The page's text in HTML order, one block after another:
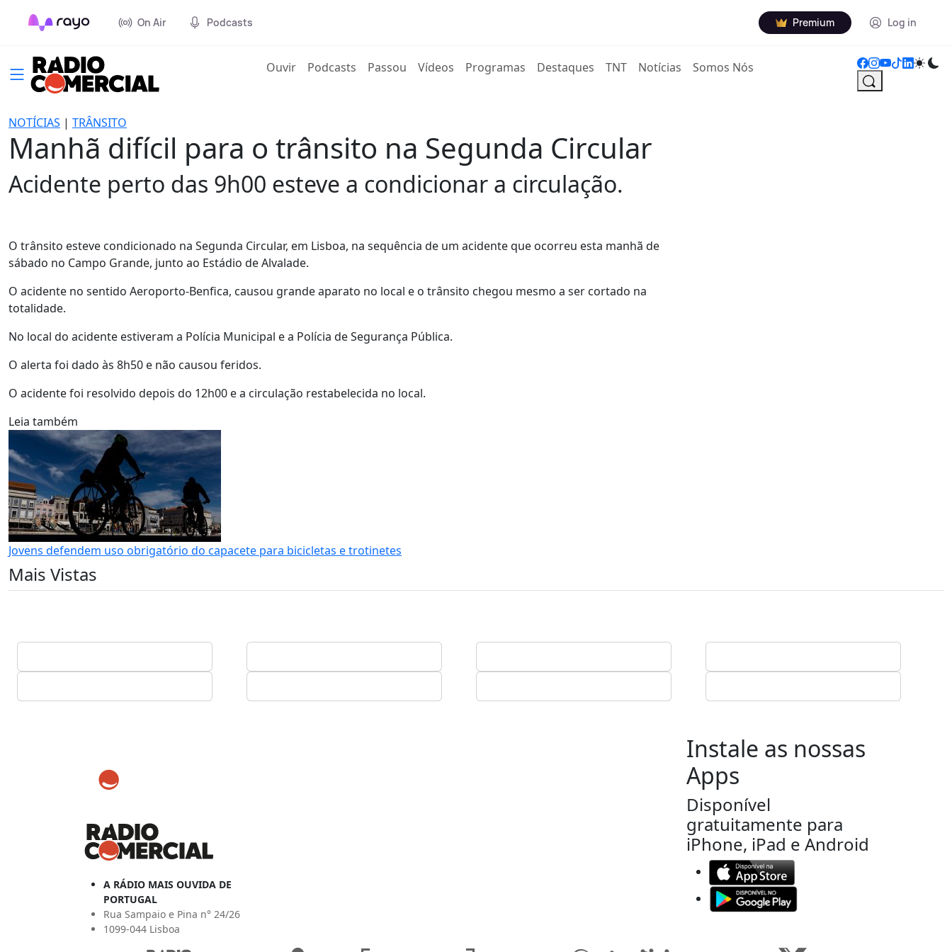
On Air Podcasts Premium Log in
Ouvir(current)
Podcasts Passou Vídeos Programas Destaques TNT Notícias Somos Nós
NOTÍCIAS | TRÂNSITO
Manhã difícil para o trânsito na Segunda Circular
Acidente perto das 9h00 esteve a condicionar a circulação.
O trânsito esteve condicionado na Segunda Circular, em Lisboa, na sequência de um acidente que ocorreu esta manhã de
sábado no Campo Grande, junto ao Estádio de Alvalade.
O acidente no sentido Aeroporto-Benfica, causou grande aparato no local e o trânsito chegou mesmo a ser cortado na
totalidade.
No local do acidente estiveram a Polícia Municipal e a Polícia de Segurança Pública.
O alerta foi dado às 8h50 e não causou feridos.
O acidente foi resolvido depois do 12h00 e a circulação restabelecida no local.
Leia também
Jovens defendem uso obrigatório do capacete para bicicletas e trotinetes
Mais Vistas
A RÁDIO MAIS OUVIDA DE
PORTUGAL
Rua Sampaio e Pina n° 24/26
1099-044 Lisboa
Instale as nossas
Apps
Disponível
gratuitamente para
iPhone, iPad e Android